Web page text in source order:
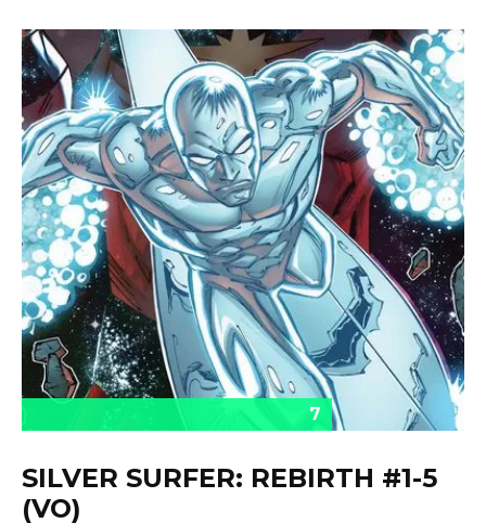
7
SILVER SURFER: REBIRTH #1-5
(VO)